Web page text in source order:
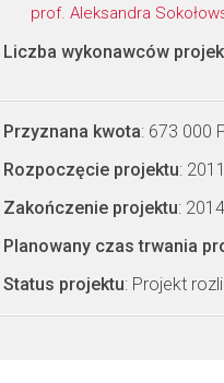
prof. Aleksandra
Liczba wykonawców
Przyznana kwota: 673 000
Rozpoczęcie projektu:
Zakończenie projektu:
Planowany czas trwania
Status projektu: Projekt